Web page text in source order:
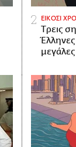
ΕΙΚΟΣΙ
Tρεις
Έλληνες